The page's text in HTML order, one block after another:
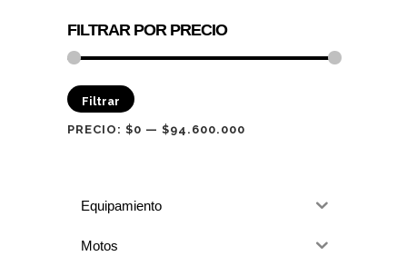
FILTRAR POR PRECIO
Precio
PrecioFiltrar
PRECIO: $0 — $94.600.000
Equipamiento
Motos